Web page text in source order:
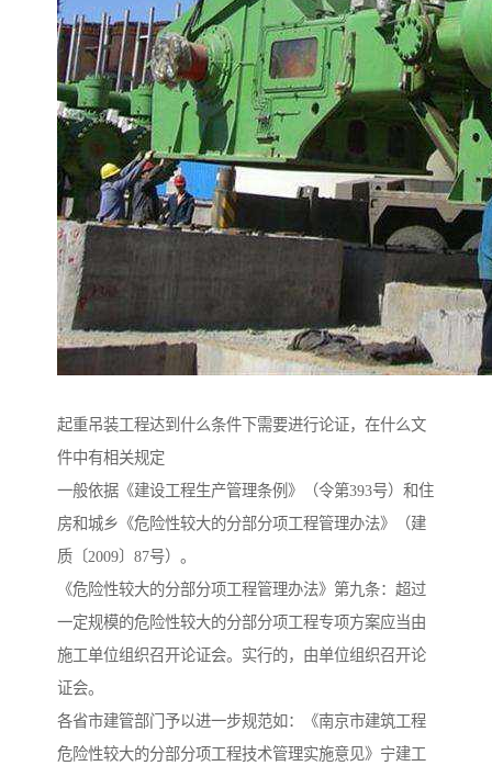
起重吊装工程达到什么条件下需要进行论证，在什么文
件中有相关规定
一般依据《建设工程生产管理条例》（令第393号）和住
房和城乡《危险性较大的分部分项工程管理办法》（建
质〔2009〕87号）。
《危险性较大的分部分项工程管理办法》第九条：超过
一定规模的危险性较大的分部分项工程专项方案应当由
施工单位组织召开论证会。实行的，由单位组织召开论
证会。
各省市建管部门予以进一步规范如：《南京市建筑工程
危险性较大的分部分项工程技术管理实施意见》宁建工